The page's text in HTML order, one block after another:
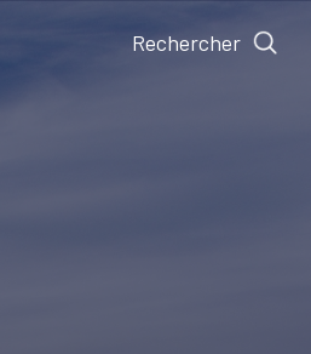
Rechercher